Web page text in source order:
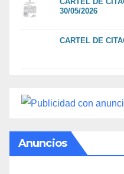
30/05/2026
CARTEL DE
Anuncios